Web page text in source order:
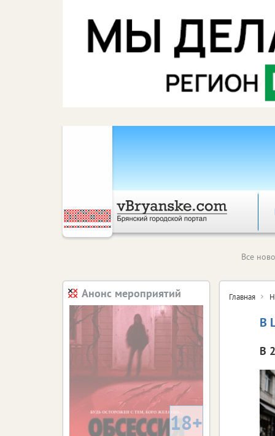
Все
Главная
В
В
Анонс мероприятий
18+